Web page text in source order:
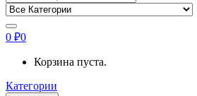
0 ₽0
Корзина пуста.
Категории